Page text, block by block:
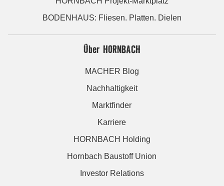
BODENHAUS: Fliesen. Platten. Dielen
Über HORNBACH
MACHER Blog
Nachhaltigkeit
Marktfinder
Karriere
HORNBACH Holding
Hornbach Baustoff Union
Investor Relations